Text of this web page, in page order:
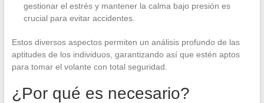
gestionar el estrés y mantener la calma bajo presión es
crucial para evitar accidentes.
Estos diversos aspectos permiten un análisis profundo de las
aptitudes de los individuos, garantizando así que estén aptos
para tomar el volante con total seguridad.
¿Por qué es necesario?